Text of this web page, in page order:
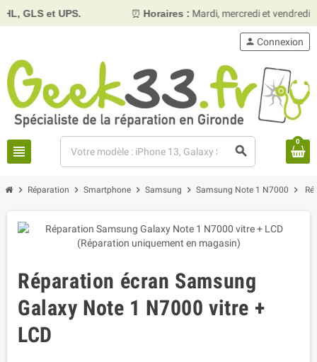
GLS et UPS. Horaires :Mardi, mercredi et vendredi
view_headline search
person Connexion
0
chevron_right Réparation chevron_right Smartphone chevron_right Samsung chevron_right Samsung Note 1 N7000 chevron_right
Réparation écran Samsung
Galaxy Note 1 N7000 vitre +
LCD